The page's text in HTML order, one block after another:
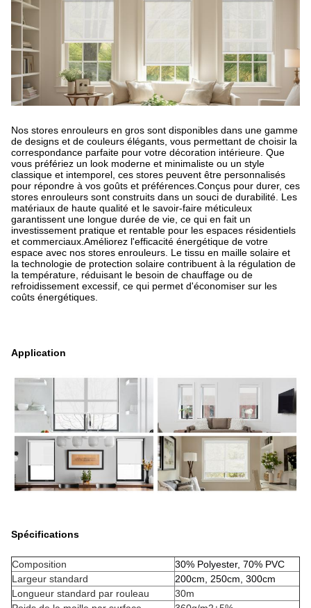
Nos stores enrouleurs en gros sont disponibles dans une gamme
de designs et de couleurs élégants, vous permettant de choisir la
correspondance parfaite pour votre décoration intérieure. Que
vous préfériez un look moderne et minimaliste ou un style
classique et intemporel, ces stores peuvent être personnalisés
pour répondre à vos goûts et préférences.Conçus pour durer, ces
stores enrouleurs sont construits dans un souci de durabilité. Les
matériaux de haute qualité et le savoir-faire méticuleux
garantissent une longue durée de vie, ce qui en fait un
investissement pratique et rentable pour les espaces résidentiels
et commerciaux.Améliorez l'efficacité énergétique de votre
espace avec nos stores enrouleurs. Le tissu en maille solaire et
la technologie de protection solaire contribuent à la régulation de
la température, réduisant le besoin de chauffage ou de
refroidissement excessif, ce qui permet d'économiser sur les
coûts énergétiques.
Application
Spécifications
Composition
30% Polyester, 70% PVC
Largeur standard
200cm, 250cm, 300cm
Longueur standard par rouleau
30m